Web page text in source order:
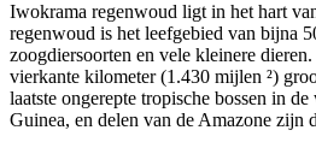
Iwokrama regenwoud ligt in het hart
regenwoud is het leefgebied van bijna
zoogdiersoorten en vele kleinere
vierkante kilometer (1.430 mijlen ²)
laatste ongerepte tropische bossen in
Guinea, en delen van de Amazone zijn